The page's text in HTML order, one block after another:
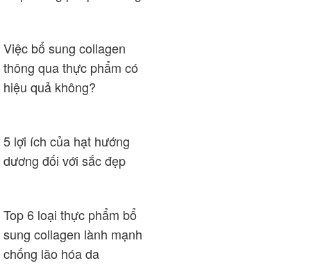
Việc bổ sung collagen
thông qua thực phẩm có
hiệu quả không?
5 lợi ích của hạt hướng
dương đối với sắc đẹp
Top 6 loại thực phẩm bổ
sung collagen lành mạnh
chống lão hóa da